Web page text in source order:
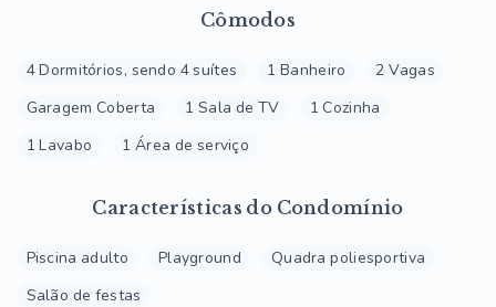
Cômodos
4 Dormitórios, sendo 4 suítes 1 Banheiro
2 Vagas
Garagem Coberta
1 Sala de TV
1 Cozinha
1 Lavabo
1 Área de serviço
Características do Condomínio
Piscina adulto Playground
Quadra poliesportiva
Salão de festas